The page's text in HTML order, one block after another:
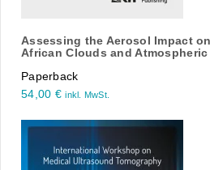
Assessing the Aerosol Impact
African Clouds and Atmospheric
Paperback
54,00 € inkl. MwSt.